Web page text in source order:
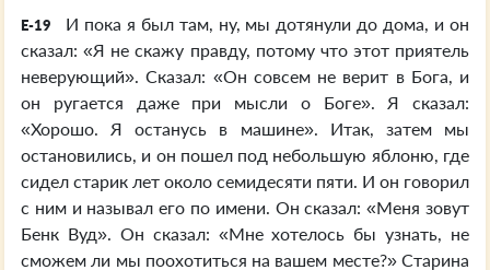
E-19
И пока я был там, ну, мы дотянули до дома, и он
сказал: «Я не скажу правду, потому что этот приятель
неверующий». Сказал: «Он совсем не верит в Бога, и
он ругается даже при мысли о Боге». Я сказал:
«Хорошо. Я останусь в машине». Итак, затем мы
остановились, и он пошел под небольшую яблоню, где
сидел старик лет около семидесяти пяти. И он говорил
с ним и называл его по имени. Он сказал: «Меня зовут
Бенк Вуд». Он сказал: «Мне хотелось бы узнать, не
сможем ли мы поохотиться на вашем месте?» Старина